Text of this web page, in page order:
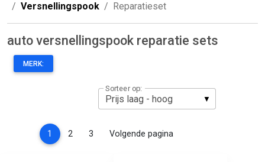
Versnellingspook
Reparatieset
auto versnellingspook reparatie sets
MERK:
Sorteer op:
1 (current)
2 3 Volgende pagina